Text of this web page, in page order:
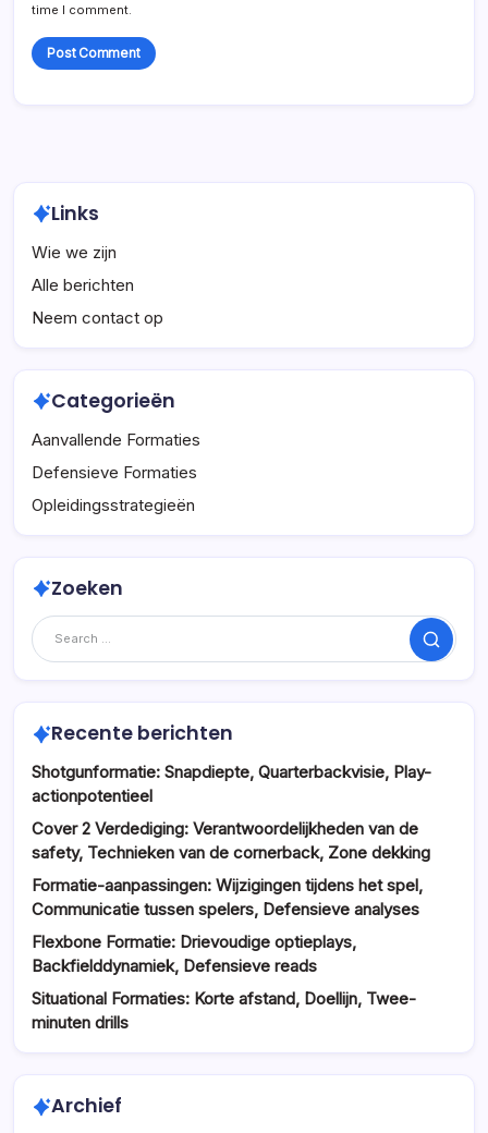
time I comment.
Links
Wie we zijn
Alle berichten
Neem contact op
Categorieën
Aanvallende Formaties
Defensieve Formaties
Opleidingsstrategieën
Zoeken
Search
Recente berichten
Shotgunformatie: Snapdiepte, Quarterbackvisie, Play-
actionpotentieel
Cover 2 Verdediging: Verantwoordelijkheden van de
safety, Technieken van de cornerback, Zone dekking
Formatie-aanpassingen: Wijzigingen tijdens het spel,
Communicatie tussen spelers, Defensieve analyses
Flexbone Formatie: Drievoudige optieplays,
Backfielddynamiek, Defensieve reads
Situational Formaties: Korte afstand, Doellijn, Twee-
minuten drills
Archief